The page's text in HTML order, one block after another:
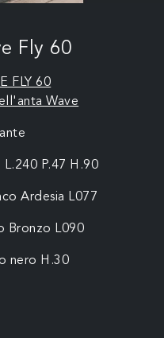
Fly 60
FLY 60
Wave
P.47 H.90
Ardesia L077
Bronzo L090
nero H.30